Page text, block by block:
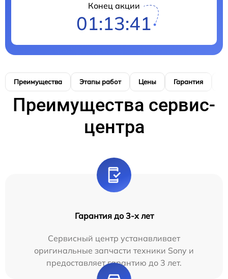
Конец акции
01:13:40
Преимущества Этапы работ Цены Гарантия
Преимущества сервис-
центра
Гарантия до 3-х лет
Сервисный центр устанавливает
оригинальные запчасти техники Sony и
предоставляет гарантию до 3 лет.